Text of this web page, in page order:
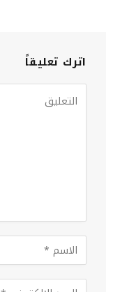
اترك تعليقاً